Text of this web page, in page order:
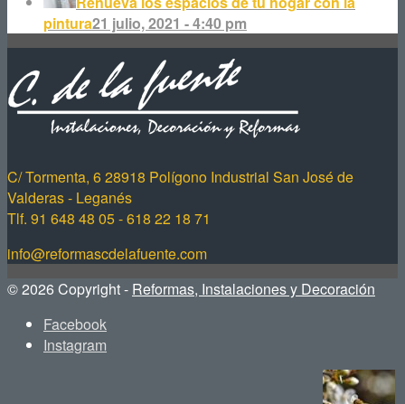
pintura21 julio, 2021 - 4:40 pm
C/ Tormenta, 6 28918 Polígono Industrial San José de
Valderas - Leganés
Tlf. 91 648 48 05 - 618 22 18 71
info@reformascdelafuente.com
© 2026 Copyright - Reformas, Instalaciones y Decoración
Facebook
Instagram